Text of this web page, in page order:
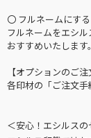
〇 フルネームにする
フルネームをエシ
おすすめいたします。
【オプションのご注
各印材の「ご注文手
＜安心！エシルス